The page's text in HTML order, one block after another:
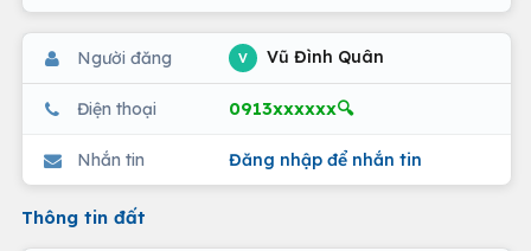
Người đăng V Vũ Đình Quân
Điện thoại 0913xxxxxx🔍
Nhắn tin Đăng nhập để nhắn tin
Thông tin đất